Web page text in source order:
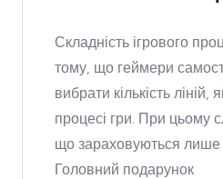
Складність ігрового
тому, що геймери
вибрати кількість ліній,
процесі гри. При цьому
що зараховуються лише
Головний подарунок